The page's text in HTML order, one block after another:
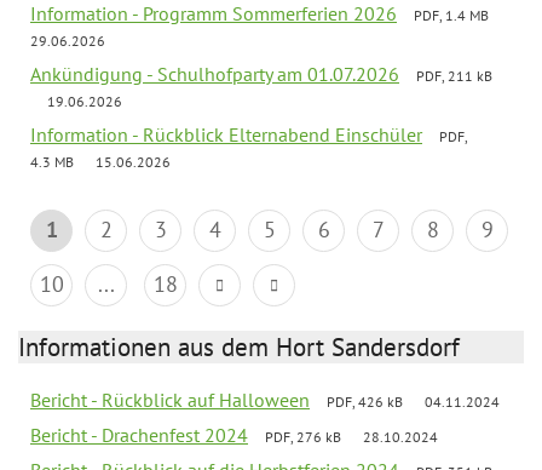
Information - Programm Sommerferien 2026
PDF, 1.4 MB
29.06.2026
Ankündigung - Schulhofparty am 01.07.2026
PDF, 211 kB
19.06.2026
Information - Rückblick Elternabend Einschüler
PDF,
4.3 MB
15.06.2026
1 2 3 4 5 6 7 8
9
10
... 18
Informationen aus dem Hort Sandersdorf
Bericht - Rückblick auf Halloween PDF, 426 kB 04.11.2024
Bericht - Drachenfest 2024 PDF, 276 kB 28.10.2024